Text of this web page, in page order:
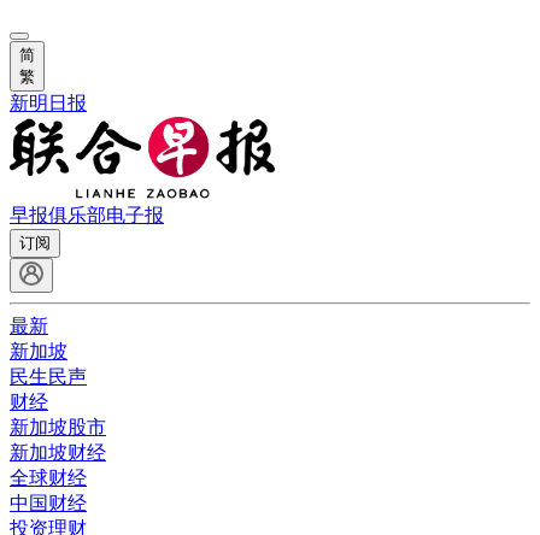
简
繁
新明日报
早报俱乐部电子报
订阅
最新
新加坡
民生民声
财经
新加坡股市
新加坡财经
全球财经
中国财经
投资理财